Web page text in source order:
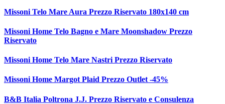
Missoni Telo Mare Aura Prezzo Riservato 180x140 cm
Missoni Home Telo Bagno e Mare Moonshadow Prezzo
Riservato
Missoni Home Telo Mare Nastri Prezzo Riservato
Missoni Home Margot Plaid Prezzo Outlet -45%
B&B Italia Poltrona J.J. Prezzo Riservato e Consulenza